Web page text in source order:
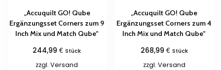
„Accuquilt GO! Qube
Ergänzungsset Corners zum 9
Inch Mix und Match Qube“
244,99€ Stück
zzgl.Versand
„Accuquilt GO! Qube
Ergänzungsset Corners zum 4
Inch Mix und Match Qube“
268,99 € Stück
zzgl. Versand